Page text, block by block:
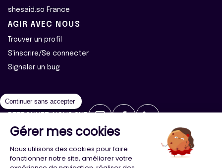
shesaid.so France
AGIR AVEC NOUS
Trouver un profil
S'inscrire/Se connecter
Signaler un bug
2026 ©Majeur·e·s - Tous droits réservés
Politique de confidentialité
Cookies
Continuer sans accepter
Gérer mes cookies
Nous utilisons des cookies pour faire
fonctionner notre site, améliorer votre